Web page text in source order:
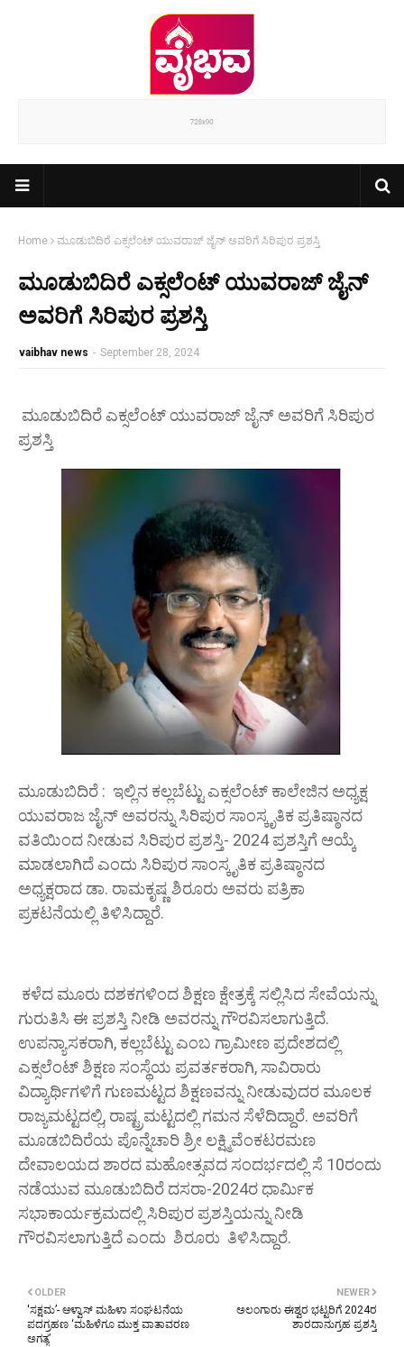
Home ಮೂಡುಬಿದಿರೆ ಎಕ್ಸಲೆಂಟ್ ಯುವರಾಜ್ ಜೈನ್ ಅವರಿಗೆ ಸಿರಿಪುರ ಪ್ರಶಸ್ತಿ
ಮೂಡುಬಿದಿರೆ ಎಕ್ಸಲೆಂಟ್ ಯುವರಾಜ್ ಜೈನ್
ಅವರಿಗೆ ಸಿರಿಪುರ ಪ್ರಶಸ್ತಿ
vaibhav news - September 28, 2024
ಮೂಡುಬಿದಿರೆ ಎಕ್ಸಲೆಂಟ್ ಯುವರಾಜ್ ಜೈನ್ ಅವರಿಗೆ ಸಿರಿಪುರ
ಪ್ರಶಸ್ತಿ
ಮೂಡುಬಿದಿರೆ : ಇಲ್ಲಿನ ಕಲ್ಲಬೆಟ್ಟು ಎಕ್ಸಲೆಂಟ್ ಕಾಲೇಜಿನ ಅಧ್ಯಕ್ಷ
ಯುವರಾಜ ಜೈನ್ ಅವರನ್ನು ಸಿರಿಪುರ ಸಾಂಸ್ಕೃತಿಕ ಪ್ರತಿಷ್ಠಾನದ
ವತಿಯಿಂದ ನೀಡುವ ಸಿರಿಪುರ ಪ್ರಶಸ್ತಿ- 2024 ಪ್ರಶಸ್ತಿಗೆ ಆಯ್ಕೆ
ಮಾಡಲಾಗಿದೆ ಎಂದು ಸಿರಿಪುರ ಸಾಂಸ್ಕೃತಿಕ ಪ್ರತಿಷ್ಠಾನದ
ಅಧ್ಯಕ್ಷರಾದ ಡಾ. ರಾಮಕೃಷ್ಣ ಶಿರೂರು ಅವರು ಪತ್ರಿಕಾ
ಪ್ರಕಟನೆಯಲ್ಲಿ ತಿಳಿಸಿದ್ದಾರೆ.
ಕಳೆದ ಮೂರು ದಶಕಗಳಿಂದ ಶಿಕ್ಷಣ ಕ್ಷೇತ್ರಕ್ಕೆ ಸಲ್ಲಿಸಿದ ಸೇವೆಯನ್ನು
ಗುರುತಿಸಿ ಈ ಪ್ರಶಸ್ತಿ ನೀಡಿ ಅವರನ್ನು ಗೌರವಿಸಲಾಗುತ್ತಿದೆ.
ಉಪನ್ಯಾಸಕರಾಗಿ, ಕಲ್ಲಬೆಟ್ಟು ಎಂಬ ಗ್ರಾಮೀಣ ಪ್ರದೇಶದಲ್ಲಿ
ಎಕ್ಸಲೆಂಟ್ ಶಿಕ್ಷಣ ಸಂಸ್ಥೆಯ ಪ್ರವರ್ತಕರಾಗಿ, ಸಾವಿರಾರು
ವಿದ್ಯಾರ್ಥಿಗಳಿಗೆ ಗುಣಮಟ್ಟದ ಶಿಕ್ಷಣವನ್ನು ನೀಡುವುದರ ಮೂಲಕ
ರಾಜ್ಯಮಟ್ಟದಲ್ಲಿ, ರಾಷ್ಟ್ರಮಟ್ಟದಲ್ಲಿ ಗಮನ ಸೆಳೆದಿದ್ದಾರೆ. ಅವರಿಗೆ
ಮೂಡಬಿದಿರೆಯ ಪೊನ್ನೆಚಾರಿ ಶ್ರೀ ಲಕ್ಷ್ಮಿವೆಂಕಟರಮಣ
ದೇವಾಲಯದ ಶಾರದ ಮಹೋತ್ಸವದ ಸಂದರ್ಭದಲ್ಲಿ ಸೆ 10ರಂದು
ನಡೆಯುವ ಮೂಡುಬಿದಿರೆ ದಸರಾ-2024ರ ಧಾರ್ಮಿಕ
ಸಭಾಕಾರ್ಯಕ್ರಮದಲ್ಲಿ ಸಿರಿಪುರ ಪ್ರಶಸ್ತಿಯನ್ನು ನೀಡಿ
ಗೌರವಿಸಲಾಗುತ್ತಿದೆ ಎಂದು ಶಿರೂರು ತಿಳಿಸಿದ್ದಾರೆ.
NEWER
ಅಲಂಗಾರು ಈಶ್ವರ ಭಟ್ಟರಿಗೆ 2024ರ
ಶಾರದಾನುಗ್ರಹ ಪ್ರಶಸ್ತಿ
OLDER
'ಸಕ್ಷಮ’- ಆಳ್ವಾಸ್ ಮಹಿಳಾ ಸಂಘಟನೆಯ
ಪದಗ್ರಹಣ ‘ಮಹಿಳೆಗೂ ಮುಕ್ತ ವಾತಾವರಣ
ಅಗತ್ಯ’